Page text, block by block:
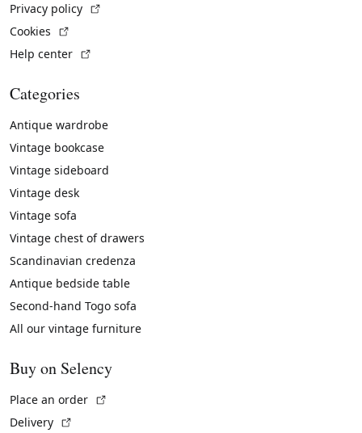
Privacy policy
Cookies
Help center
Categories
Antique wardrobe
Vintage bookcase
Vintage sideboard
Vintage desk
Vintage sofa
Vintage chest of drawers
Scandinavian credenza
Antique bedside table
Second-hand Togo sofa
All our vintage furniture
Buy on Selency
Place an order
Delivery